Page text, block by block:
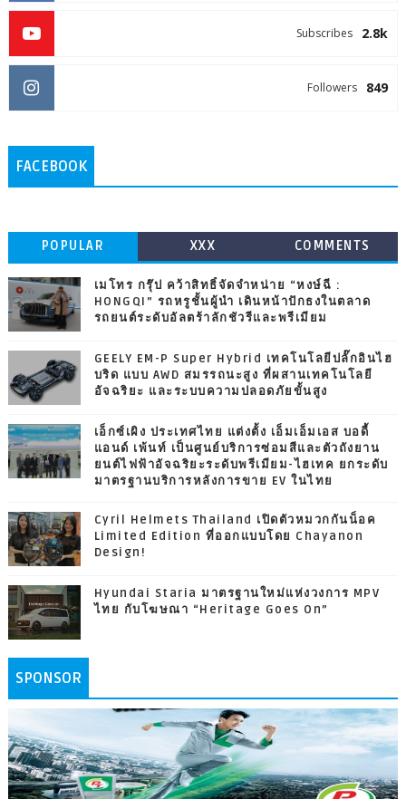
2.8k
Subscribes
849
Followers
FACEBOOK
POPULAR XXX COMMENTS
เมโทร กรุ๊ป คว้าสิทธิ์จัดจำหน่าย “หงษ์ฉี :
HONGQI” รถหรูชั้นผู้นำ เดินหน้าปักธงในตลาด
รถยนต์ระดับอัลตร้าลักชัวรีและพรีเมียม
GEELY EM-P Super Hybrid เทคโนโลยีปลั๊กอินไฮ
บริด แบบ AWD สมรรถนะสูง ที่ผสานเทคโนโลยี
อัจฉริยะ และระบบความปลอดภัยขั้นสูง
เอ็กซ์เผิง ประเทศไทย แต่งตั้ง เอ็มเอ็มเอส บอดี้
แอนด์ เพ้นท์ เป็นศูนย์บริการซ่อมสีและตัวถังยาน
ยนต์ไฟฟ้าอัจฉริยะระดับพรีเมียม-ไฮเทค ยกระดับ
มาตรฐานบริการหลังการขาย EV ในไทย
Cyril Helmets Thailand เปิดตัวหมวกกันน็อค
Limited Edition ที่ออกแบบโดย Chayanon
Design!
Hyundai Staria มาตรฐานใหม่แห่งวงการ MPV
ไทย กับโฆษณา “Heritage Goes On”
SPONSOR